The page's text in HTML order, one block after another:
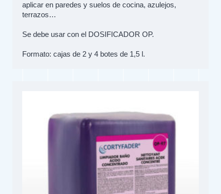
aplicar en paredes y suelos de cocina, azulejos,
terrazos…
Se debe usar con el DOSIFICADOR OP.
Formato: cajas de 2 y 4 botes de 1,5 l.